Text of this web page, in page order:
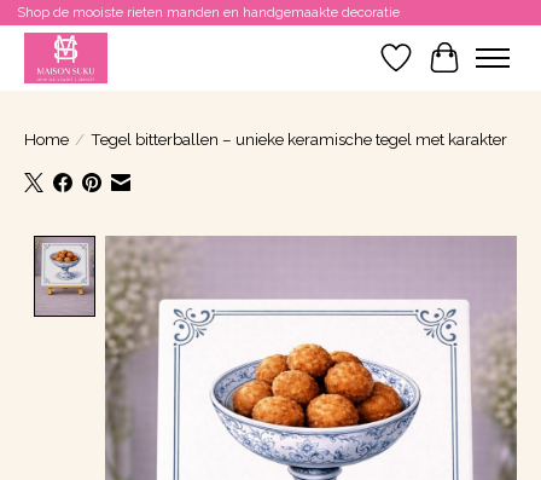
Shop de mooiste rieten manden en handgemaakte decoratie
Verlanglijst
Home / Tegel bitterballen – unieke keramische tegel met karakter
Product image slideshow Items